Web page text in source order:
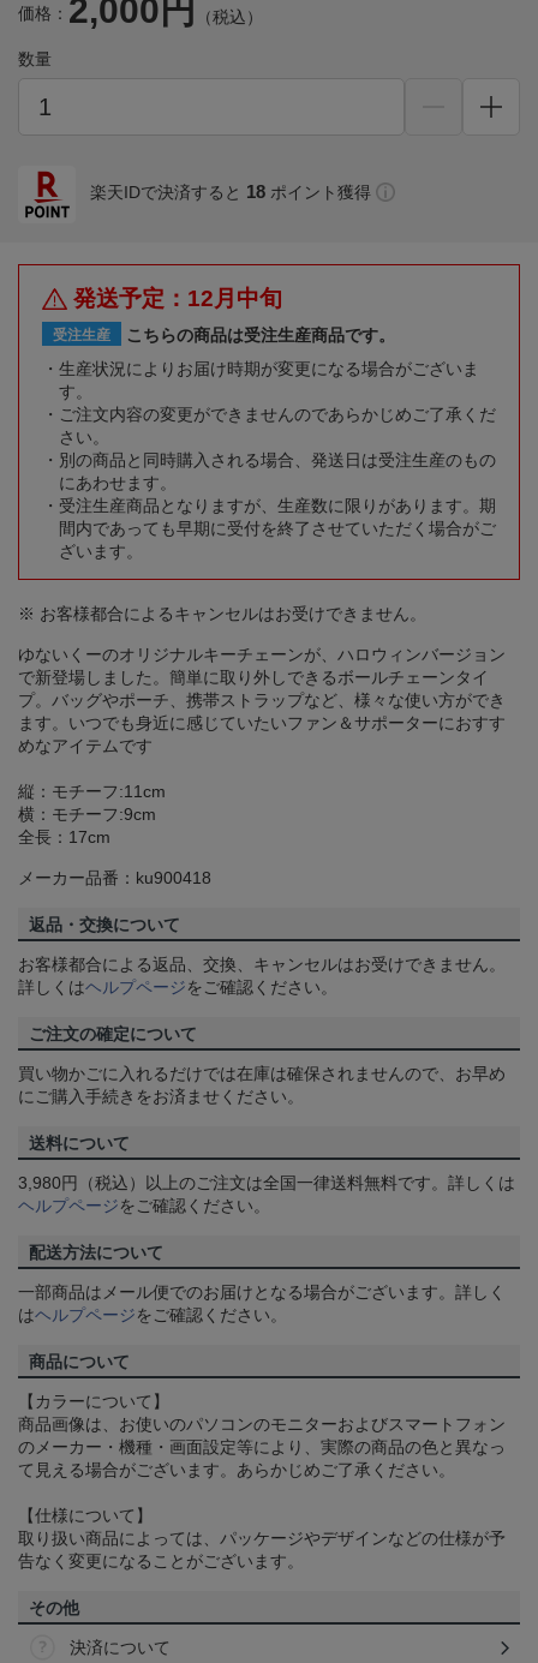
価格： 2,000円 （税込）
数量
楽天IDで決済すると 18 ポイント獲得
発送予定：12月中旬
受注生産
こちらの商品は受注生産商品です。
生産状況によりお届け時期が変更になる場合がございま
す。
ご注文内容の変更ができませんのであらかじめご了承くだ
さい。
別の商品と同時購入される場合、発送日は受注生産のもの
にあわせます。
受注生産商品となりますが、生産数に限りがあります。期
間内であっても早期に受付を終了させていただく場合がご
ざいます。
※ お客様都合によるキャンセルはお受けできません。
ゆないくーのオリジナルキーチェーンが、ハロウィンバージョン
で新登場しました。簡単に取り外しできるボールチェーンタイ
プ。バッグやポーチ、携帯ストラップなど、様々な使い方ができ
ます。いつでも身近に感じていたいファン＆サポーターにおすす
めなアイテムです
縦：モチーフ:11cm
横：モチーフ:9cm
全長：17cm
メーカー品番：ku900418
返品・交換について
お客様都合による返品、交換、キャンセルはお受けできません。
詳しくはヘルプページをご確認ください。
ご注文の確定について
買い物かごに入れるだけでは在庫は確保されませんので、お早め
にご購入手続きをお済ませください。
送料について
3,980円（税込）以上のご注文は全国一律送料無料です。詳しくは
ヘルプページをご確認ください。
配送方法について
一部商品はメール便でのお届けとなる場合がございます。詳しく
はヘルプページをご確認ください。
商品について
【カラーについて】
商品画像は、お使いのパソコンのモニターおよびスマートフォン
のメーカー・機種・画面設定等により、実際の商品の色と異なっ
て見える場合がございます。あらかじめご了承ください。
【仕様について】
取り扱い商品によっては、パッケージやデザインなどの仕様が予
告なく変更になることがございます。
その他
決済について